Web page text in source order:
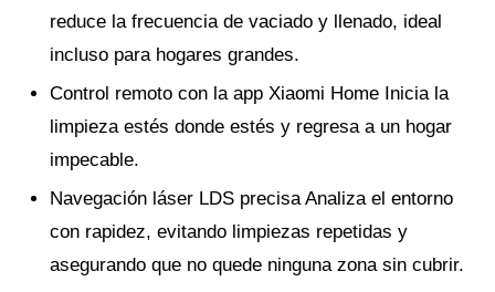
reduce la frecuencia de vaciado y llenado, ideal
incluso para hogares grandes.
Control remoto con la app Xiaomi Home Inicia la
limpieza estés donde estés y regresa a un hogar
impecable.
Navegación láser LDS precisa Analiza el entorno
con rapidez, evitando limpiezas repetidas y
asegurando que no quede ninguna zona sin cubrir.